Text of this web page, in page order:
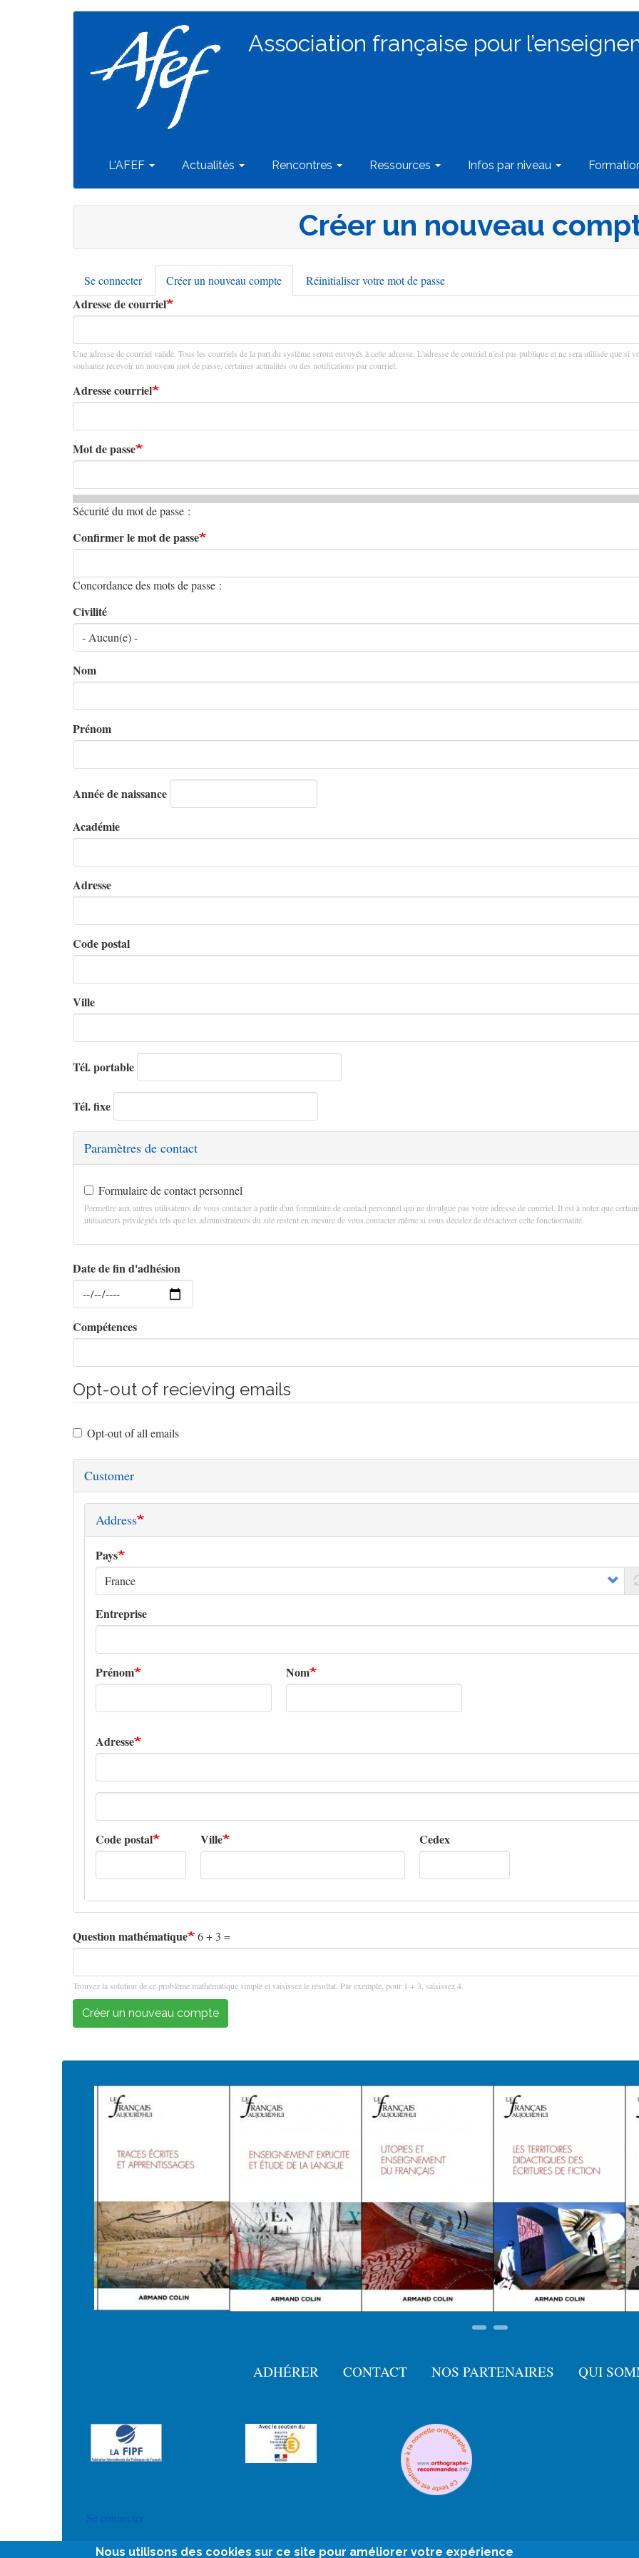
Association française pour
Navigation
principale
L'AFEF Actualités Rencontres Ressources Infos par niveau
Créer un nouveau
Onglets
principaux
Se connecter Créer un nouveau compte (onglet
actif)
Réinitialiser votre mot de passe
Adresse de courriel
Une adresse de courriel valide. Tous les courriels de la part du système seront envoyés à cette adresse. L'adresse de courriel n'est pas publique et ne sera utilisée que si
souhaitez recevoir un nouveau mot de passe, certaines actualités ou des notifications par courriel.
Adresse courriel
Mot de passe
Sécurité du mot de passe :
Confirmer le mot de passe
Concordance des mots de passe :
Civilité
Nom
Prénom
Année de naissance
Académie
Adresse
Code postal
Ville
Tél. portable
Tél. fixe
Paramètres de contact
Formulaire de contact personnel
Permettre aux autres utilisateurs de vous contacter à partir d'un formulaire de contact personnel qui ne divulgue pas votre adresse de courriel. Il est à noter que
utilisateurs privilégiés tels que les administrateurs du site restent en mesure de vous contacter même si vous décidez de désactiver cette fonctionnalité.
Date de fin d'adhésion
Date
Compétences
Opt-out of recieving emails
Opt-out of all emails
Customer
Address
Pays
Entreprise
Prénom Nom
Adresse
Adresse
Code postal Ville Cedex
Question mathématique 6 + 3 =
Trouvez la solution de ce problème mathématique simple et saisissez le résultat. Par exemple, pour 1 + 3, saisissez 4.
Créer un nouveau compte
page
ADHÉRER CONTACT NOS PARTENAIRES QUI
Se connecter
Nous utilisons des cookies sur ce site pour améliorer votre expérience